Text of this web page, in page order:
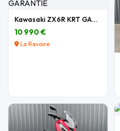
Kawasaki ZX6R KRT GARANTIE
10 990 €
La Ravoire